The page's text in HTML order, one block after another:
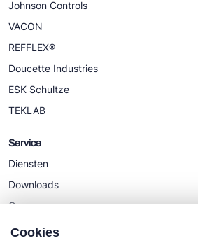
Johnson Controls
VACON
REFFLEX®
Doucette Industries
ESK Schultze
TEKLAB
Service
Diensten
Downloads
Over ons
Nieuws
Cookies